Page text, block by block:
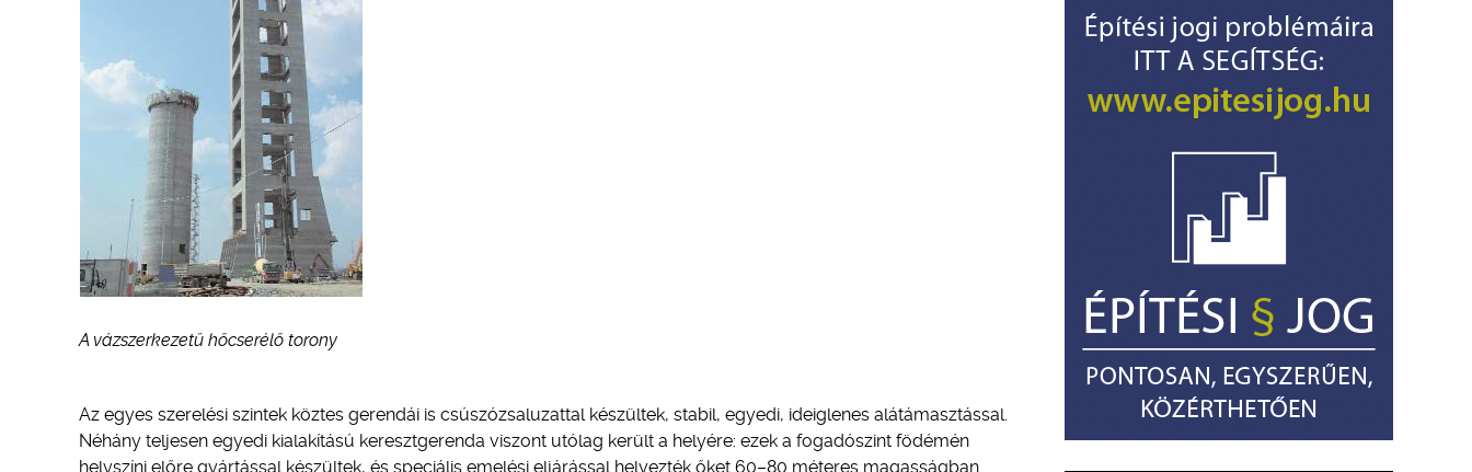
A vázszerkezetű hőcserélő torony
Az egyes szerelési szintek köztes gerendái is csúszózsaluzattal készültek, stabil, egyedi, ideiglenes alátámasztással.
Néhány teljesen egyedi kialakítású keresztgerenda viszont utólag került a helyére: ezek a fogadószint födémén
helyszíni előre gyártással készültek, és speciális emelési eljárással helyezték őket 60–80 méteres magasságban